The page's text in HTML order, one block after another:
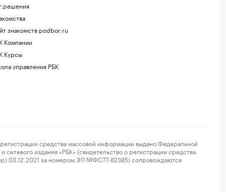
знакомств podbor.ru
Компании
Курсы
управления РБК
средства массовой информации выдано Федеральной
издания «РБК» (свидетельство о регистрации средства
03.12.2021 за номером ЭЛ №ФС77-82385) сопровождаются